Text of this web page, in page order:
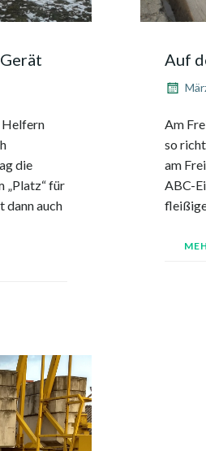
Helfern
die
„Platz“ für
dann auch
Auf
Am
so
am
ABC-